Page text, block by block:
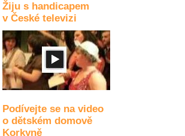
Žiju s handicapem
v České televizi
Podívejte se na video
o dětském domově
Korkyně